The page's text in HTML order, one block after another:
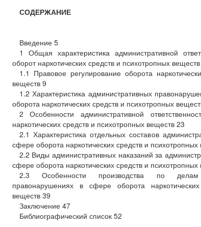
СОДЕРЖАНИЕ
Введение 5
1 Общая характеристика административной
оборот наркотических средств и психотропных
1.1 Правовое регулирование оборота
веществ 9
1.2 Характеристика административных
оборота наркотических средств и психотропных
2 Особенности административной
наркотических средств и психотропных веществ 23
2.1 Характеристика отдельных составов
сфере оборота наркотических средств и
2.2 Виды административных наказаний за
сфере оборота наркотических средств и
2.3 Особенности производства по
правонарушениях в сфере оборота
веществ 39
Заключение 47
Библиографический список 52